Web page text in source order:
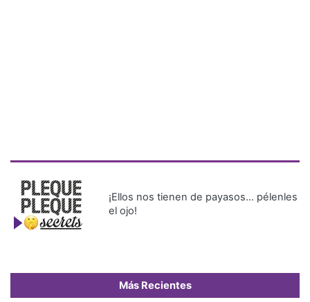
¡Ellos nos tienen de payasos… pélenles
el ojo!
Más Recientes